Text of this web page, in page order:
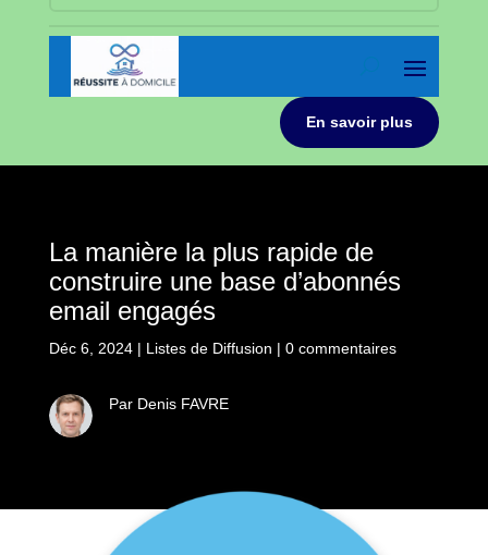
En savoir plus
La manière la plus rapide de
construire une base d’abonnés
email engagés
Déc 6, 2024| Listes de Diffusion | 0 commentaires
Par Denis FAVRE